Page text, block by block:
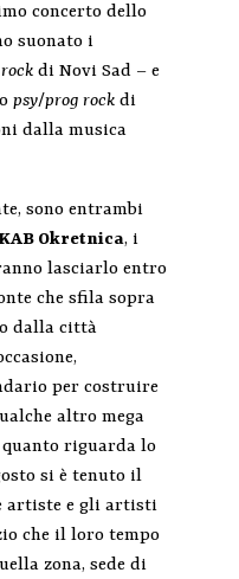
concerto dello
suonato i
di Novi Sad – e
psy/prog rockdi
dalla musica
sono entrambi
Okretnica, i
lasciarlo entro
che sfila sopra
dalla città
per costruire
altro mega
riguarda lo
si è tenuto il
artiste e gli artisti
che il loro tempo
zona, sede di